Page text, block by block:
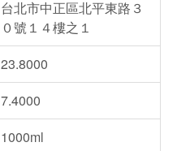
台北市中正區北平東路３
０號１４樓之１
23.8000
7.4000
1000ml